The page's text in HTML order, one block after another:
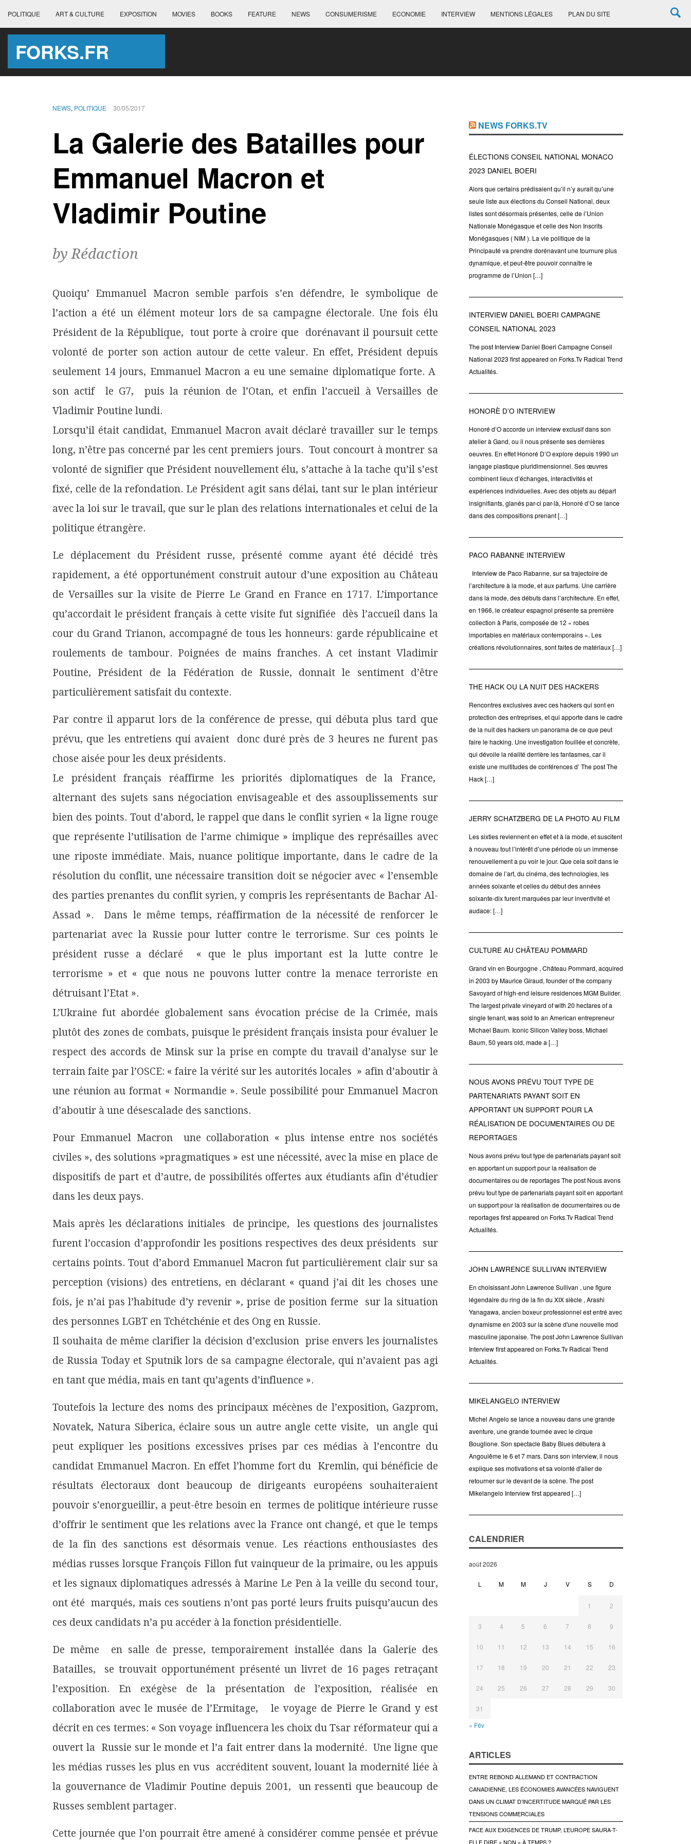
POLITIQUE ART & CULTURE EXPOSITION MOVIES BOOKS FEATURE NEWS CONSUMERISME ECONOMIE INTERVIEW MENTIONS LÉGALES PLAN DU SITE
FORKS.FR
NEWS, POLITIQUE 30/05/2017
La Galerie des Batailles pour
Emmanuel Macron et
Vladimir Poutine
by Rédaction
Quoiqu’ Emmanuel Macron semble parfois s’en défendre, le symbolique de
l’action a été un élément moteur lors de sa campagne électorale. Une fois élu
Président de la République, tout porte à croire que dorénavant il poursuit cette
volonté de porter son action autour de cette valeur. En effet, Président depuis
seulement 14 jours, Emmanuel Macron a eu une semaine diplomatique forte. A
son actif le G7, puis la réunion de l’Otan, et enfin l’accueil à Versailles de
Vladimir Poutine lundi.
Lorsqu’il était candidat, Emmanuel Macron avait déclaré travailler sur le temps
long, n’être pas concerné par les cent premiers jours. Tout concourt à montrer sa
volonté de signifier que Président nouvellement élu, s’attache à la tache qu’il s’est
fixé, celle de la refondation. Le Président agit sans délai, tant sur le plan intérieur
avec la loi sur le travail, que sur le plan des relations internationales et celui de la
politique étrangère.
Le déplacement du Président russe, présenté comme ayant été décidé très
rapidement, a été opportunément construit autour d’une exposition au Château
de Versailles sur la visite de Pierre Le Grand en France en 1717. L’importance
qu’accordait le président français à cette visite fut signifiée dès l’accueil dans la
cour du Grand Trianon, accompagné de tous les honneurs: garde républicaine et
roulements de tambour. Poignées de mains franches. A cet instant Vladimir
Poutine, Président de la Fédération de Russie, donnait le sentiment d’être
particulièrement satisfait du contexte.
Par contre il apparut lors de la conférence de presse, qui débuta plus tard que
prévu, que les entretiens qui avaient donc duré près de 3 heures ne furent pas
chose aisée pour les deux présidents.
Le président français réaffirme les priorités diplomatiques de la France,
alternant des sujets sans négociation envisageable et des assouplissements sur
bien des points. Tout d’abord, le rappel que dans le conflit syrien « la ligne rouge
que représente l’utilisation de l’arme chimique » implique des représailles avec
une riposte immédiate. Mais, nuance politique importante, dans le cadre de la
résolution du conflit, une nécessaire transition doit se négocier avec « l’ensemble
des parties prenantes du conflit syrien, y compris les représentants de Bachar Al-
Assad ». Dans le même temps, réaffirmation de la nécessité de renforcer le
partenariat avec la Russie pour lutter contre le terrorisme. Sur ces points le
président russe a déclaré « que le plus important est la lutte contre le
terrorisme » et « que nous ne pouvons lutter contre la menace terroriste en
détruisant l’Etat ».
L’Ukraine fut abordée globalement sans évocation précise de la Crimée, mais
plutôt des zones de combats, puisque le président français insista pour évaluer le
respect des accords de Minsk sur la prise en compte du travail d’analyse sur le
terrain faite par l’OSCE: « faire la vérité sur les autorités locales » afin d’aboutir à
une réunion au format « Normandie ». Seule possibilité pour Emmanuel Macron
d’aboutir à une désescalade des sanctions.
Pour Emmanuel Macron une collaboration « plus intense entre nos sociétés
civiles », des solutions »pragmatiques » est une nécessité, avec la mise en place de
dispositifs de part et d’autre, de possibilités offertes aux étudiants afin d’étudier
dans les deux pays.
Mais après les déclarations initiales de principe, les questions des journalistes
furent l’occasion d’approfondir les positions respectives des deux présidents sur
certains points. Tout d’abord Emmanuel Macron fut particulièrement clair sur sa
perception (visions) des entretiens, en déclarant « quand j’ai dit les choses une
fois, je n’ai pas l’habitude d’y revenir », prise de position ferme sur la situation
des personnes LGBT en Tchétchénie et des Ong en Russie.
Il souhaita de même clarifier la décision d’exclusion prise envers les journalistes
de Russia Today et Sputnik lors de sa campagne électorale, qui n’avaient pas agi
en tant que média, mais en tant qu’agents d’influence ».
Toutefois la lecture des noms des principaux mécènes de l’exposition, Gazprom,
Novatek, Natura Siberica, éclaire sous un autre angle cette visite, un angle qui
peut expliquer les positions excessives prises par ces médias à l’encontre du
candidat Emmanuel Macron. En effet l’homme fort du Kremlin, qui bénéficie de
résultats électoraux dont beaucoup de dirigeants européens souhaiteraient
pouvoir s’enorgueillir, a peut-être besoin en termes de politique intérieure russe
d’offrir le sentiment que les relations avec la France ont changé, et que le temps
de la fin des sanctions est désormais venue. Les réactions enthousiastes des
médias russes lorsque François Fillon fut vainqueur de la primaire, ou les appuis
et les signaux diplomatiques adressés à Marine Le Pen à la veille du second tour,
ont été marqués, mais ces soutiens n’ont pas porté leurs fruits puisqu’aucun des
ces deux candidats n’a pu accéder à la fonction présidentielle.
De même en salle de presse, temporairement installée dans la Galerie des
Batailles, se trouvait opportunément présenté un livret de 16 pages retraçant
l’exposition. En exégèse de la présentation de l’exposition, réalisée en
collaboration avec le musée de l’Ermitage, le voyage de Pierre le Grand y est
décrit en ces termes: « Son voyage influencera les choix du Tsar réformateur qui a
ouvert la Russie sur le monde et l’a fait entrer dans la modernité. Une ligne que
les médias russes les plus en vus accréditent souvent, louant la modernité liée à
la gouvernance de Vladimir Poutine depuis 2001, un ressenti que beaucoup de
Russes semblent partager.
Cette journée que l’on pourrait être amené à considérer comme pensée et prévue
NEWS FORKS.TV
ÉLECTIONS CONSEIL NATIONAL MONACO
2023 DANIEL BOERI
Alors que certains prédisaient qu’il n’y aurait qu’une
seule liste aux élections du Conseil National, deux
listes sont désormais présentes, celle de l’Union
Nationale Monégasque et celle des Non Inscrits
Monégasques ( NIM ). La vie politique de la
Principauté va prendre dorénavant une tournure plus
dynamique, et peut-être pouvoir connaître le
programme de l’Union […]
INTERVIEW DANIEL BOERI CAMPAGNE
CONSEIL NATIONAL 2023
The post Interview Daniel Boeri Campagne Conseil
National 2023 first appeared on Forks.Tv Radical Trend
Actualités.
HONORÈ D’O INTERVIEW
Honoré d’O accorde un interview exclusif dans son
atelier à Gand, ou il nous présente ses dernières
oeuvres. En effet Honoré D’O explore depuis 1990 un
langage plastique pluridimensionnel. Ses œuvres
combinent lieux d’échanges, interactivités et
expériences individuelles. Avec des objets au départ
insignifiants, glanés par-ci par-là, Honoré d’O se lance
dans des compositions prenant […]
PACO RABANNE INTERVIEW
Interview de Paco Rabanne, sur sa trajectoire de
l’architecture à la mode, et aux parfums. Une carrière
dans la mode, des débuts dans l’architecture. En effet,
en 1966, le créateur espagnol présente sa première
collection à Paris, composée de 12 « robes
importables en matériaux contemporains ». Les
créations révolutionnaires, sont faites de matériaux […]
THE HACK OU LA NUIT DES HACKERS
Rencontres exclusives avec ces hackers qui sont en
protection des entreprises, et qui apporte dans le cadre
de la nuit des hackers un panorama de ce que peut
faire le hacking. Une investigation fouillée et concrète,
qui dévoile la réalité derrière les fantasmes, car il
existe une multitudes de conférences d’ The post The
Hack […]
JERRY SCHATZBERG DE LA PHOTO AU FILM
Les sixties reviennent en effet et à la mode, et suscitent
à nouveau tout l’intérêt d’une période où un immense
renouvellement a pu voir le jour. Que cela soit dans le
domaine de l’art, du cinéma, des technologies, les
années soixante et celles du début des années
soixante-dix furent marquées par leur inventivité et
audace: […]
CULTURE AU CHÂTEAU POMMARD
Grand vin en Bourgogne , Château Pommard, acquired
in 2003 by Maurice Giraud, founder of the company
Savoyard of high-end leisure residences MGM Builder.
The largest private vineyard of with 20 hectares of a
single tenant, was sold to an American entrepreneur
Michael Baum. Iconic Silicon Valley boss, Michael
Baum, 50 years old, made a […]
NOUS AVONS PRÉVU TOUT TYPE DE
PARTENARIATS PAYANT SOIT EN
APPORTANT UN SUPPORT POUR LA
RÉALISATION DE DOCUMENTAIRES OU DE
REPORTAGES
Nous avons prévu tout type de partenariats payant soit
en apportant un support pour la réalisation de
documentaires ou de reportages The post Nous avons
prévu tout type de partenariats payant soit en apportant
un support pour la réalisation de documentaires ou de
reportages first appeared on Forks.Tv Radical Trend
Actualités.
JOHN LAWRENCE SULLIVAN INTERVIEW
En choisissant John Lawrence Sullivan , une figure
légendaire du ring de la fin du XIX siècle , Arashi
Yanagawa, ancien boxeur professionnel est entré avec
dynamisme en 2003 sur la scène d'une nouvelle mod
masculine japonaise. The post John Lawrence Sullivan
Interview first appeared on Forks.Tv Radical Trend
Actualités.
MIKELANGELO INTERVIEW
Michel Angelo se lance a nouveau dans une grande
aventure, une grande tournée avec le cirque
Bouglione. Son spectacle Baby Blues débutera à
Angoulême le 6 et 7 mars. Dans son interview, il nous
explique ses motivations et sa volonté d'aller de
retourner sur le devant de la scène. The post
Mikelangelo Interview first appeared […]
CALENDRIER
août 2026
L M M J V S D
1 2
3 4 5 6 7 8 9
10 11 12 13 14 15 16
17 18 19 20 21 22 23
24 25 26 27 28 29 30
31
« Fév
ARTICLES
ENTRE REBOND ALLEMAND ET CONTRACTION
CANADIENNE, LES ÉCONOMIES AVANCÉES NAVIGUENT
DANS UN CLIMAT D’INCERTITUDE MARQUÉ PAR LES
TENSIONS COMMERCIALES
FACE AUX EXIGENCES DE TRUMP, L’EUROPE SAURA-T-
ELLE DIRE « NON » À TEMPS ?